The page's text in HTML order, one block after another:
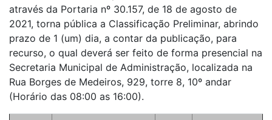
através da Portaria nº 30.157, de 18 de agosto de
2021, torna pública a Classificação Preliminar, abrindo
prazo de 1 (um) dia, a contar da publicação, para
recurso, o qual deverá ser feito de forma presencial na
Secretaria Municipal de Administração, localizada na
Rua Borges de Medeiros, 929, torre 8, 10º andar
(Horário das 08:00 as 16:00).